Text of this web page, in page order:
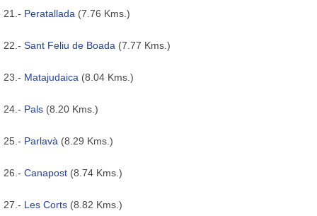
21.- Peratallada (7.76 Kms.)
22.- Sant Feliu de Boada (7.77 Kms.)
23.- Matajudaica (8.04 Kms.)
24.- Pals (8.20 Kms.)
25.- Parlavà (8.29 Kms.)
26.- Canapost (8.74 Kms.)
27.- Les Corts (8.82 Kms.)